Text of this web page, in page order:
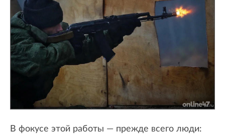
В фокусе этой работы — прежде всего люди: